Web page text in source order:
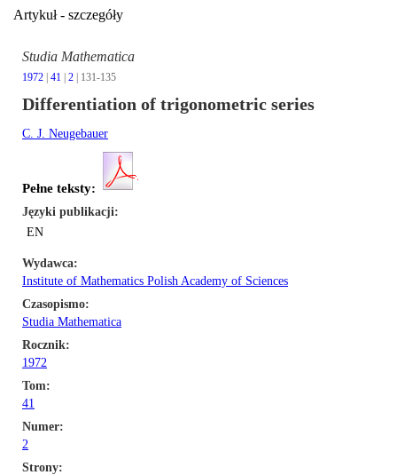
Artykuł - szczegóły
Studia Mathematica
1972 41 2 | 131-135
Differentiation of trigonometric series
C. J. Neugebauer
Pełne teksty:
Języki publikacji
EN
Wydawca
Institute of Mathematics Polish Academy of Sciences
Czasopismo
Studia Mathematica
Rocznik
1972
Tom
41
Numer
2
Strony